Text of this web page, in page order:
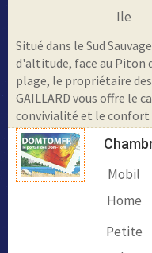
Ile
Situé dans le Sud
d'altitude, face au Piton
plage, le propriétaire
GAILLARD vous offre le
convivialité et le confort
Mobil
Home
Petite